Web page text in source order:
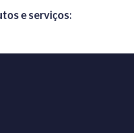
e serviços: